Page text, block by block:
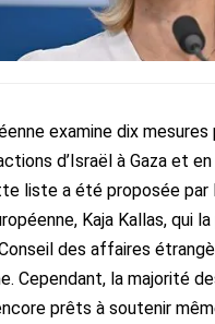
examine dix
d’Israël à Gaza et
liste a été proposée
Kaja Kallas, qui
des affaires
Cependant, la majorité
prêts à soutenir